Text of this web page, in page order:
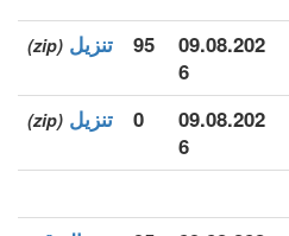
09.08.202
6
95 تنزيل (zip)
09.08.202
6
0 تنزيل (zip)